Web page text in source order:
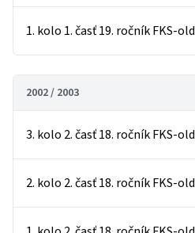
1. kolo 1. časť 19. ročník FKS-old
2002 / 2003
3. kolo 2. časť 18. ročník FKS-old
2. kolo 2. časť 18. ročník FKS-old